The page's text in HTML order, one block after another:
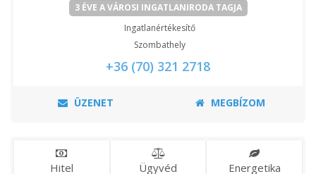
3 ÉVE A VÁROSI INGATLANIRODA TAGJA
Ingatlanértékesítő
Szombathely
+36 (70) 321 2718
ÜZENET MEGBÍZOM
Hitel Ügyvéd Energetika